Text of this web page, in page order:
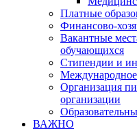
Платные
Финансово-
Вакантные
обучающихся
Стипендии и
Международное
Организация
организации
ВАЖНО